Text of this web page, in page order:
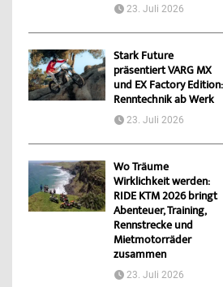
23. Juli 2026
Stark Future
präsentiert VARG MX
und EX Factory Edition:
Renntechnik ab Werk
23. Juli 2026
Wo Träume
Wirklichkeit werden:
RIDE KTM 2026 bringt
Abenteuer, Training,
Rennstrecke und
Mietmotorräder
zusammen
23. Juli 2026